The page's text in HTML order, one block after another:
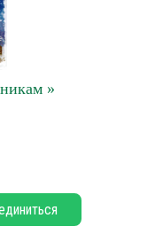
»